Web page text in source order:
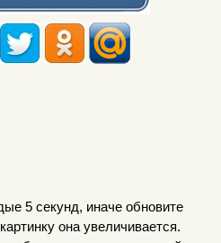
5 секунд, иначе обновите
она увеличивается.